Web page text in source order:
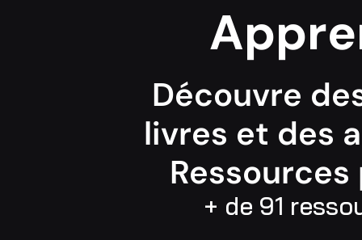
Découvre
livres et des
+ de 91